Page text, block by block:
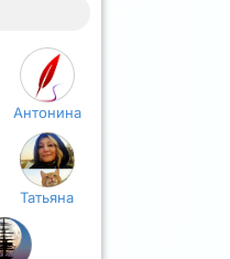
Антонина
Татьяна